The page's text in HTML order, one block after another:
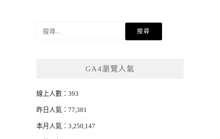
GA4瀏覽人氣
線上人數：393
昨日人氣：77,381
本月人氣：3,250,147